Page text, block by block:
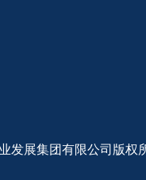
发展集团有限公司版